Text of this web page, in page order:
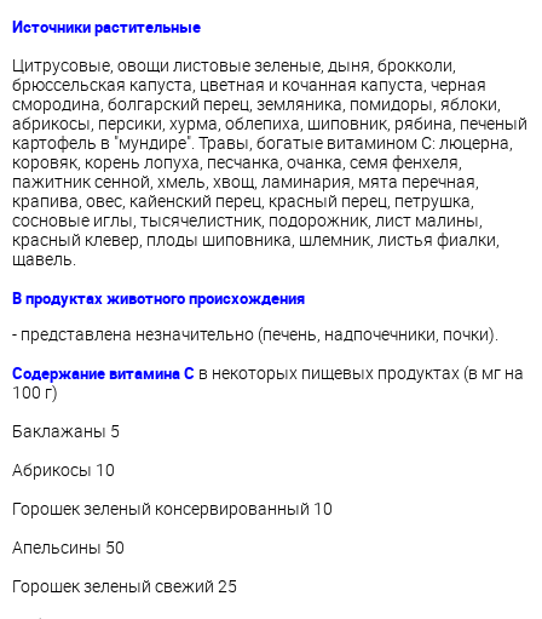
Источники растительные
Цитрусовые, овощи листовые зеленые, дыня, брокколи,
брюссельская капуста, цветная и кочанная капуста, черная
смородина, болгарский перец, земляника, помидоры, яблоки,
абрикосы, персики, хурма, облепиха, шиповник, рябина, печеный
картофель в "мундире". Травы, богатые витамином С: люцерна,
коровяк, корень лопуха, песчанка, очанка, семя фенхеля,
пажитник сенной, хмель, хвощ, ламинария, мята перечная,
крапива, овес, кайенский перец, красный перец, петрушка,
сосновые иглы, тысячелистник, подорожник, лист малины,
красный клевер, плоды шиповника, шлемник, листья фиалки,
щавель.
В продуктах животного происхождения
- представлена незначительно (печень, надпочечники, почки).
Содержание витамина С в некоторых пищевых продуктах (в мг на
100 г)
Баклажаны 5
Абрикосы 10
Горошек зеленый консервированный 10
Апельсины 50
Горошек зеленый свежий 25